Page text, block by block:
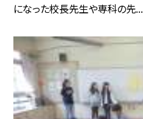
になった校長先生や専科の先...